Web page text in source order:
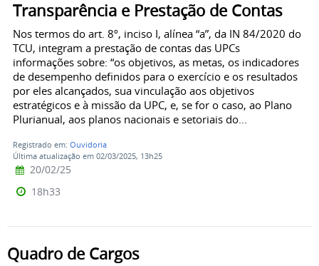
Transparência e Prestação de Contas
Nos termos do art. 8º, inciso I, alínea “a”, da IN 84/2020 do
TCU, integram a prestação de contas das UPCs
informações sobre: “os objetivos, as metas, os indicadores
de desempenho definidos para o exercício e os resultados
por eles alcançados, sua vinculação aos objetivos
estratégicos e à missão da UPC, e, se for o caso, ao Plano
Plurianual, aos planos nacionais e setoriais do...
Registrado em: Ouvidoria
Última atualização em 02/03/2025, 13h25
20/02/25
18h33
Quadro de Cargos